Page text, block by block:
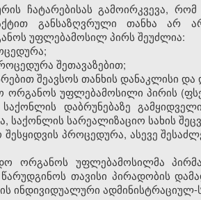
ჩატარებისას გამოირკვევა,
განსაზღვრული თანხა არ
უფლებამოსილ პირს შეუძლია:
შეთავაზებით;
შეავსოს თანხის დანაკლისი
ორგანოს უფლებამოსილი პირის
საქონლის დაბრუნებაზე
საქონლის სარეალიზაციო სახის
პროცედურა, ასევე
ორგანოს უფლებამოსილმა
თავისი პირადობის
ინდივიდუალური